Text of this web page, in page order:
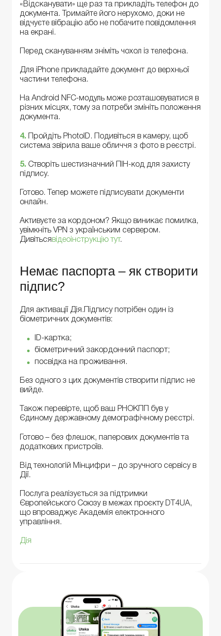
«Відсканувати» ще раз та прикладіть телефон до
документа. Тримайте його нерухомо, доки не
відчуєте вібрацію або не побачите повідомлення
на екрані.
Перед скануванням зніміть чохол із телефона.
Для iPhone прикладайте документ до верхньої
частини телефона.
На Android NFC-модуль може розташовуватися в
різних місцях, тому за потреби змініть положення
документа.
4.
Пройдіть PhotoID. Подивіться в камеру, щоб
система звірила ваше обличчя з фото в реєстрі.
5. Створіть шестизначний ПІН-код для захисту
підпису.
Готово. Тепер можете підписувати документи
онлайн.
Активуєте за кордоном? Якщо виникає помилка,
увімкніть VPN з українським сервером.
Дивіться відеоінструкцію тут.
Немає паспорта – як створити
підпис?
Для активації Дія.Підпису потрібен один із
біометричних документів:
ID-картка;
біометричний закордонний паспорт;
посвідка на проживання.
Без одного з цих документів створити підпис не
вийде.
Також перевірте, щоб ваш РНОКПП був у
Єдиному державному демографічному реєстрі.
Готово – без флешок, паперових документів та
додаткових пристроїв.
Від технологій Мінцифри – до зручного сервісу в
Дії.
Послуга реалізується за підтримки
Європейського Союзу в межах проєкту DT4UA,
що впроваджує Академія електронного
управління.
Дія